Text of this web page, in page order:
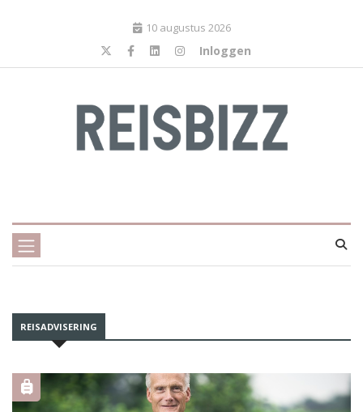
10 augustus 2026
Inloggen
REISADVISERING